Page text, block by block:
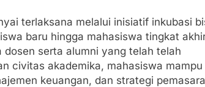
terlaksana melalui inisiatif inkubasi
baru hingga mahasiswa tingkat
serta alumni yang telah telah
civitas akademika, mahasiswa mampu
keuangan, dan strategi